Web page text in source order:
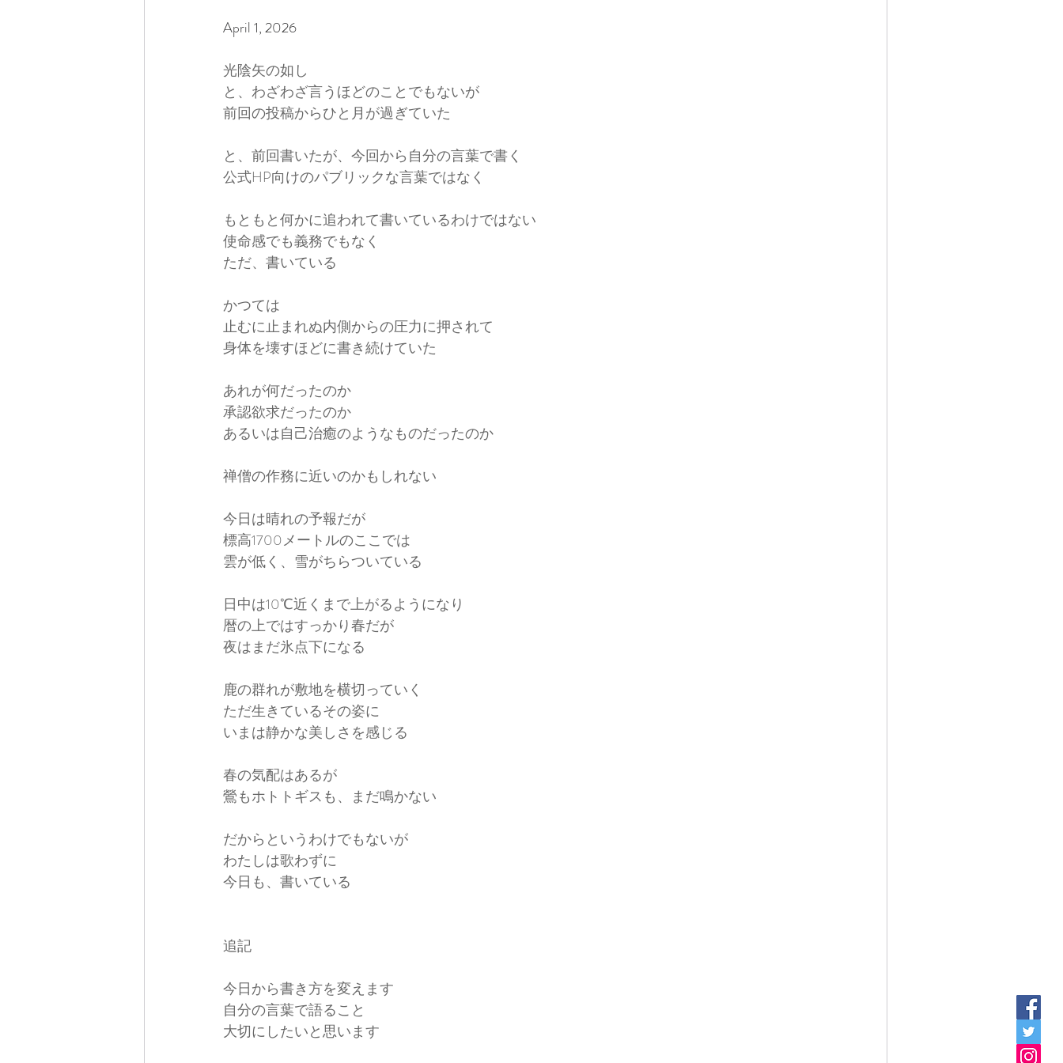
April 1, 2026
光陰矢の如し
と、わざわざ言うほどのことでもないが
前回の投稿からひと月が過ぎていた
と、前回書いたが、今回から自分の言葉で書く
公式HP向けのパブリックな言葉ではなく
もともと何かに追われて書いているわけではない
使命感でも義務でもなく
ただ、書いている
かつては
止むに止まれぬ内側からの圧力に押されて
身体を壊すほどに書き続けていた
あれが何だったのか
承認欲求だったのか
あるいは自己治癒のようなものだったのか
禅僧の作務に近いのかもしれない
今日は晴れの予報だが
標高1700メートルのここでは
雲が低く、雪がちらついている
日中は10℃近くまで上がるようになり
暦の上ではすっかり春だが
夜はまだ氷点下になる
鹿の群れが敷地を横切っていく
ただ生きているその姿に
いまは静かな美しさを感じる
春の気配はあるが
鶯もホトトギスも、まだ鳴かない
だからというわけでもないが
わたしは歌わずに
今日も、書いている
追記
今日から書き方を変えます
自分の言葉で語ること
大切にしたいと思います